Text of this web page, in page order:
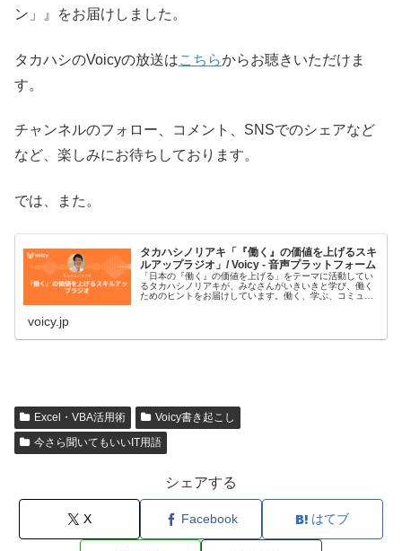
ン」』をお届けしました。
タカハシのVoicyの放送はこちらからお聴きいただけま
す。
チャンネルのフォロー、コメント、SNSでのシェアなど
など、楽しみにお待ちしております。
では、また。
タカハシノリアキ「『働く』の価値を上げるスキ
ルアップラジオ」/ Voicy - 音声プラットフォーム
「日本の『働く』の価値を上げる」をテーマに活動してい
るタカハシノリアキが、みなさんがいきいきと学び、働く
ためのヒントをお届けしています。働く、学ぶ、コミュニ
voicy.jp
Excel・VBA活用術
Voicy書き起こし
今さら聞いてもいいIT用語
シェアする
X Facebook はてブ